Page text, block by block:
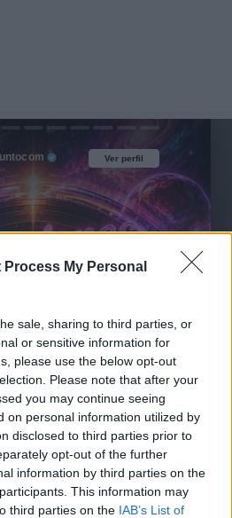
Process My Personal
sale, sharing to third parties, or
or sensitive information for
please use the below opt-out
Please note that after your
you may continue seeing
on personal information utilized by
disclosed to third parties prior to
opt-out of the further
information by third parties on the
This information may
third parties on the IAB’s List of
Ver perfil
Ver perfil